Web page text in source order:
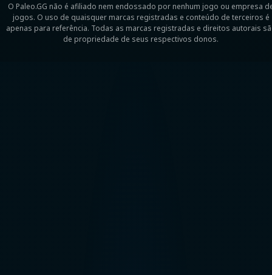
O Paleo.GG não é afiliado nem endossado por nenhum jogo ou empresa
jogos. O uso de quaisquer marcas registradas e conteúdo de terceiros é
apenas para referência. Todas as marcas registradas e direitos autorais
de propriedade de seus respectivos donos.